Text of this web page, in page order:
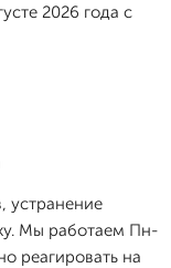
2026 года с
устранение
Мы работаем Пн-
реагировать на